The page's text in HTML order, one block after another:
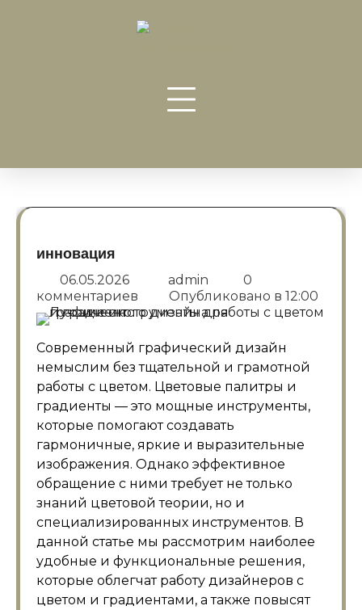
инновация
06.05.2026 admin
0
комментариев
Опубликовано в 12:00
Современный графический дизайн
немыслим без тщательной и грамотной
работы с цветом. Цветовые палитры и
градиенты — это мощные инструменты,
которые помогают создавать
гармоничные, яркие и выразительные
изображения. Однако эффективное
обращение с ними требует не только
знаний цветовой теории, но и
специализированных инструментов. В
данной статье мы рассмотрим наиболее
удобные и функциональные решения,
которые облегчат работу дизайнеров с
цветом и градиентами, а также повысят